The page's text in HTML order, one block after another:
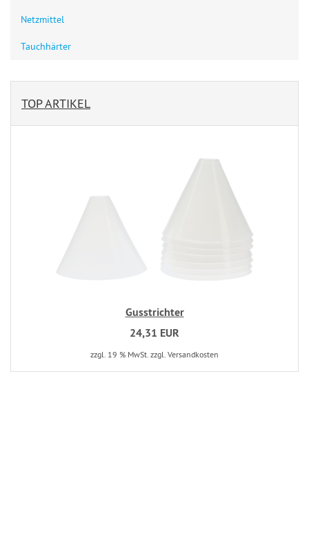
Netzmittel
Tauchhärter
TOP ARTIKEL
Gusstrichter
24,31 EUR
zzgl. 19 % MwSt. zzgl. Versandkosten